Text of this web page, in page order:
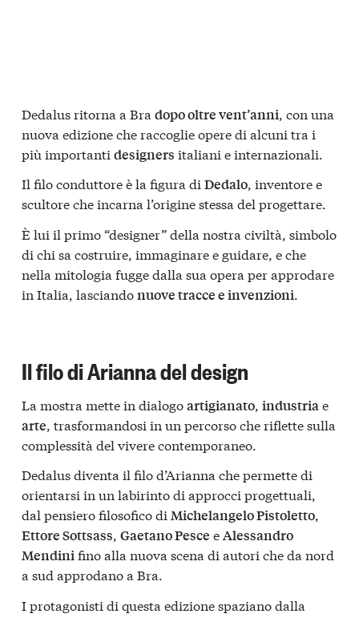
Dedalus ritorna a Bra dopo oltre vent’anni, con una
nuova edizione che raccoglie opere di alcuni tra i
più importanti designers italiani e internazionali.
Il filo conduttore è la figura di Dedalo, inventore e
scultore che incarna l’origine stessa del progettare.
È lui il primo “designer” della nostra civiltà, simbolo
di chi sa costruire, immaginare e guidare, e che
nella mitologia fugge dalla sua opera per approdare
in Italia, lasciandonuove tracce e invenzioni.
Il filo di Arianna del design
La mostra mette in dialogoartigianato, industriae
arte, trasformandosi in un percorso che riflette sulla
complessità del vivere contemporaneo.
Dedalus diventa il filo d’Arianna che permette di
orientarsi in un labirinto di approcci progettuali,
dal pensiero filosofico di Michelangelo Pistoletto,
Ettore Sottsass, Gaetano Pesce eAlessandro
Mendinifino alla nuova scena di autori che da nord
a sud approdano a Bra.
I protagonisti di questa edizione spaziano dalla